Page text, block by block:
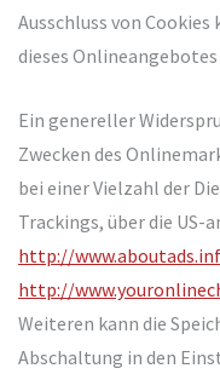
Ausschluss von
dieses
Ein genereller
Zwecken des
bei einer Vielzahl der
Trackings, über die US-
http://
http://
Weiteren kann die
Abschaltung in den